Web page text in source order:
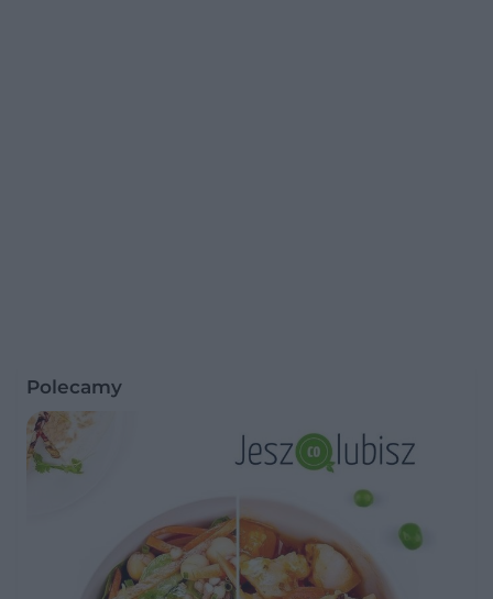
Polecamy